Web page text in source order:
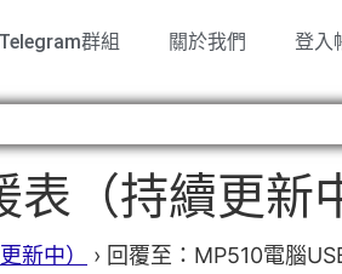
Telegram群組 關於我們 登入
（持續更新
新中） › 回覆至：MP510電腦